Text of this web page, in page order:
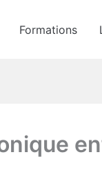
Formations